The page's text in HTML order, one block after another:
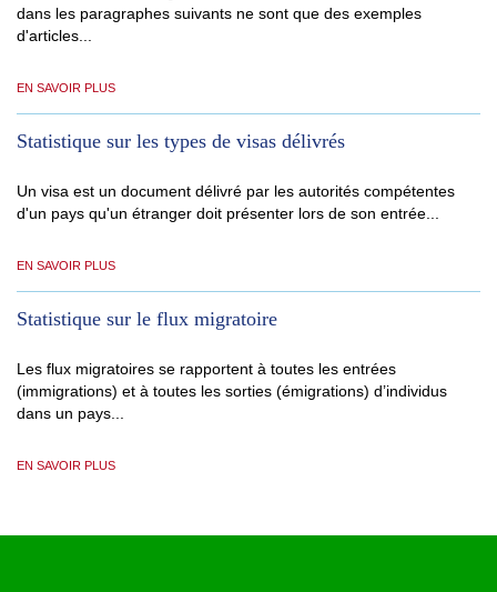
dans les paragraphes suivants ne sont que des exemples
d'articles...
EN SAVOIR PLUS
Statistique sur les types de visas délivrés
Un visa est un document délivré par les autorités compétentes
d'un pays qu'un étranger doit présenter lors de son entrée...
EN SAVOIR PLUS
Statistique sur le flux migratoire
Les flux migratoires se rapportent à toutes les entrées
(immigrations) et à toutes les sorties (émigrations) d’individus
dans un pays...
EN SAVOIR PLUS